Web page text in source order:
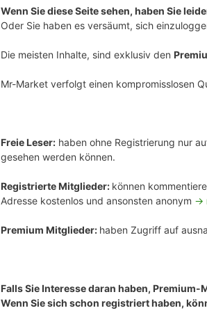
Wenn Sie diese Seite sehen, haben Sie
Oder Sie haben es versäumt, sich
Die meisten Inhalte, sind exklusiv den
Mr-Market verfolgt einen kompromisslosen
Freie Leser:haben ohne Registrierung nur
gesehen werden können.
Registrierte Mitglieder: können
Adresse kostenlos und ansonsten anonym ->
Premium Mitglieder: haben Zugriff auf
Falls Sie Interesse daran haben,
Wenn Sie sich schon registriert haben,